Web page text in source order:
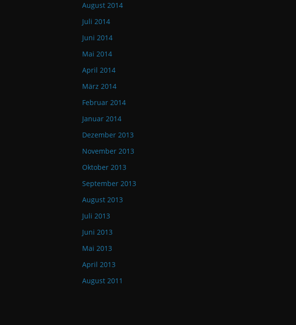
August 2014
Juli 2014
Juni 2014
Mai 2014
April 2014
März 2014
Februar 2014
Januar 2014
Dezember 2013
November 2013
Oktober 2013
September 2013
August 2013
Juli 2013
Juni 2013
Mai 2013
April 2013
August 2011